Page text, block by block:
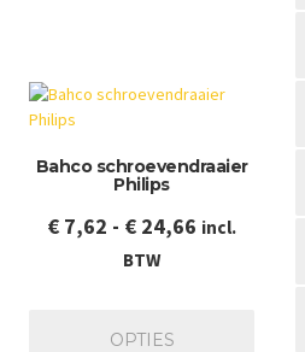
Bahco schroevendraaier
Philips
€ 7,62 - € 24,66 Prijsklasse:
incl.
BTW
OPTIES